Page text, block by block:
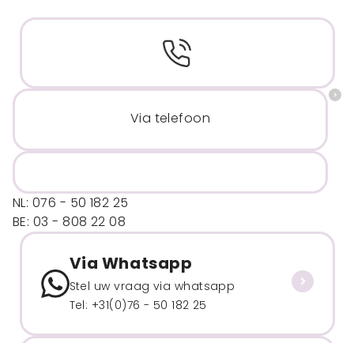
Via telefoon
NL: 076 - 50 182 25
BE: 03 - 808 22 08
Via Whatsapp
Stel uw vraag via whatsapp
Tel: +31(0)76 - 50 182 25